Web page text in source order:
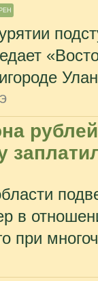
в
при